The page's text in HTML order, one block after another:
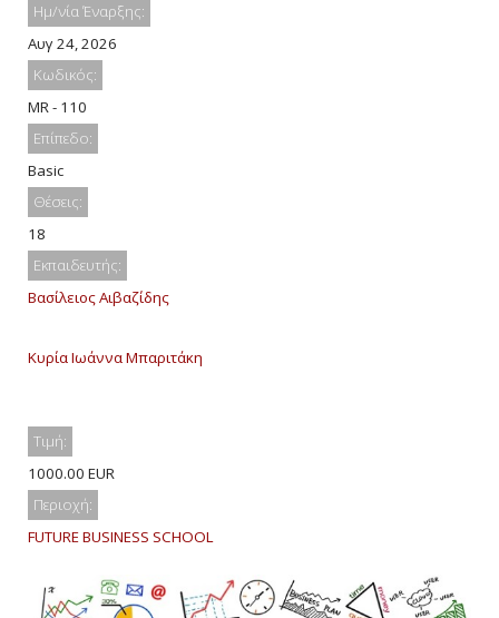
Ημ/νία Έναρξης:
Αυγ 24, 2026
Κωδικός:
MR - 110
Επίπεδο:
Basic
Θέσεις:
18
Εκπαιδευτής:
Βασίλειος Αιβαζίδης
Κυρία Ιωάννα Μπαριτάκη
Τιμή:
1000.00 EUR
Περιοχή:
FUTURE BUSINESS SCHOOL